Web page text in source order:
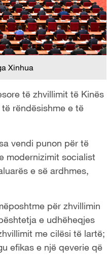
Xinhua
të zhvillimit të Kinës
rëndësishme e të
vendi punon për të
modernizimit socialist
e së ardhmes,
për zhvillimin
e udhëheqjes
me cilësi të lartë;
efikas e një qeverie që